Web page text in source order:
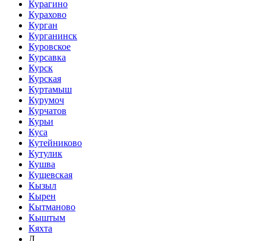
Курагино
Курахово
Курган
Курганинск
Куровское
Курсавка
Курск
Курская
Куртамыш
Курумоч
Курчатов
Курьи
Куса
Кутейниково
Кутулик
Кушва
Кущевская
Кызыл
Кырен
Кытманово
Кыштым
Кяхта
Л